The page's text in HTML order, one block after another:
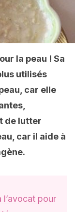
la peau ! Sa
utilisés
car elle
de lutter
car il aide à
l’avocat pour